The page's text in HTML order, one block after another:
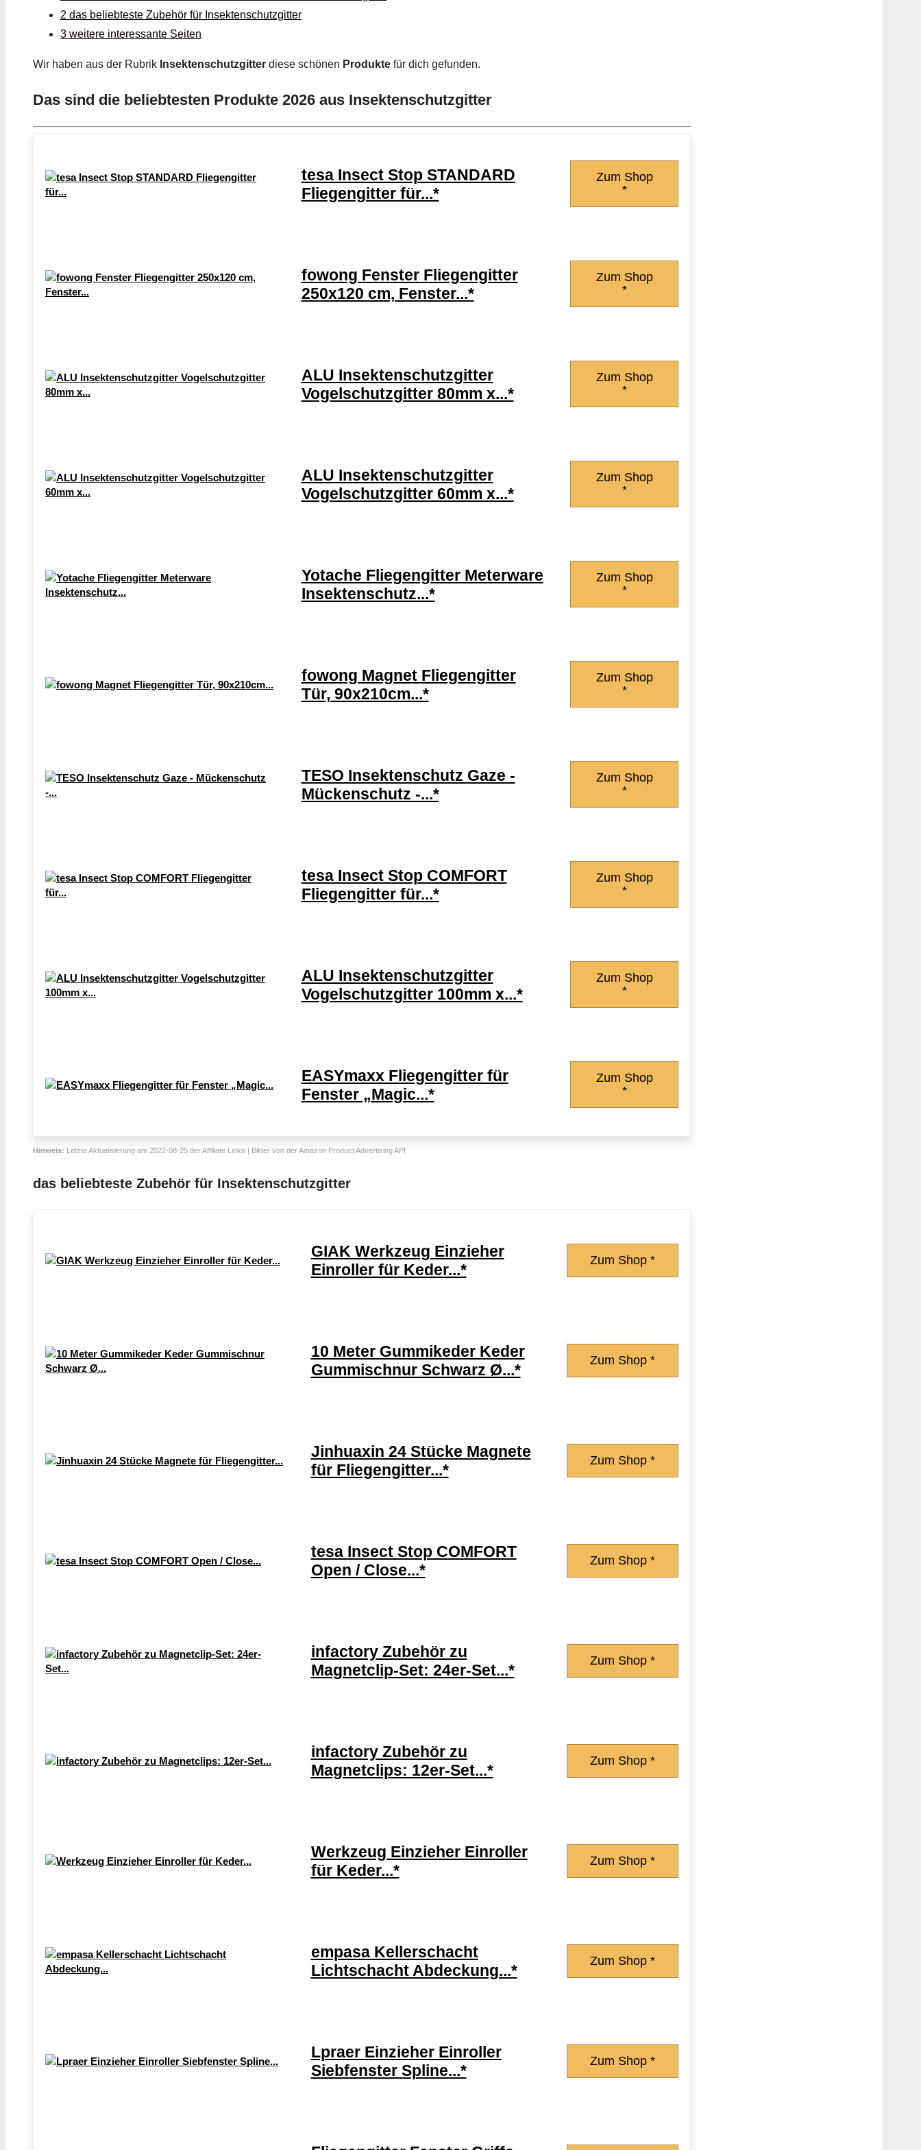
2 das beliebteste Zubehör für Insektenschutzgitter
3 weitere interessante Seiten
Wir haben aus der Rubrik Insektenschutzgitter diese schönen Produkte für dich gefunden.
Das sind die beliebtesten Produkte 2026 aus Insektenschutzgitter
tesa Insect Stop STANDARD
Fliegengitter für...*
Zum Shop
*
fowong Fenster Fliegengitter
250x120 cm, Fenster...*
Zum Shop
*
ALU Insektenschutzgitter
Vogelschutzgitter 80mm x...*
Zum Shop
*
ALU Insektenschutzgitter
Vogelschutzgitter 60mm x...*
Zum Shop
*
Yotache Fliegengitter Meterware
Insektenschutz...*
Zum Shop
*
fowong Magnet Fliegengitter
Tür, 90x210cm...*
Zum Shop
*
TESO Insektenschutz Gaze -
Mückenschutz -...*
Zum Shop
*
tesa Insect Stop COMFORT
Fliegengitter für...*
Zum Shop
*
ALU Insektenschutzgitter
Vogelschutzgitter 100mm x...*
Zum Shop
*
EASYmaxx Fliegengitter für
Fenster „Magic...*
Zum Shop
*
Hinweis: Letzte Aktualisierung am 2022-08-25 der Affiliate Links | Bilder von der Amazon Product Advertising API
das beliebteste Zubehör für Insektenschutzgitter
GIAK Werkzeug Einzieher
Einroller für Keder...*
Zum Shop *
10 Meter Gummikeder Keder
Gummischnur Schwarz Ø...*
Zum Shop *
Jinhuaxin 24 Stücke Magnete
für Fliegengitter...*
Zum Shop *
tesa Insect Stop COMFORT
Open / Close...*
Zum Shop *
infactory Zubehör zu
Magnetclip-Set: 24er-Set...*
Zum Shop *
infactory Zubehör zu
Magnetclips: 12er-Set...*
Zum Shop *
Werkzeug Einzieher Einroller
für Keder...*
Zum Shop *
empasa Kellerschacht
Lichtschacht Abdeckung...*
Zum Shop *
Lpraer Einzieher Einroller
Siebfenster Spline...*
Zum Shop *